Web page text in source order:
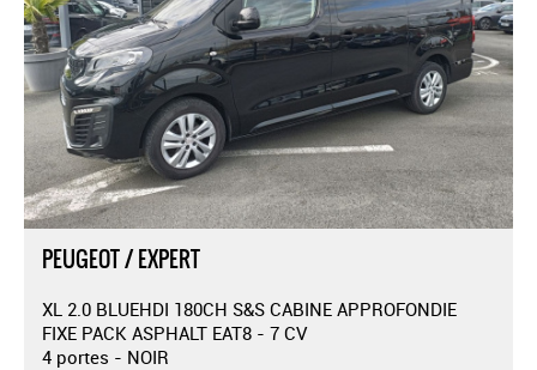
PEUGEOT / EXPERT
XL 2.0 BLUEHDI 180CH S&S CABINE APPROFONDIE
FIXE PACK ASPHALT EAT8 - 7 CV
4 portes - NOIR